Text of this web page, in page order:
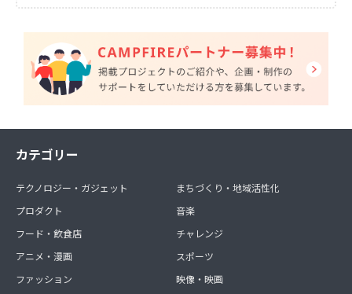
カテゴリー
テクノロジー・ガジェット
プロダクト
フード・飲食店
アニメ・漫画
ファッション
まちづくり・地域活性化
音楽
チャレンジ
スポーツ
映像・映画